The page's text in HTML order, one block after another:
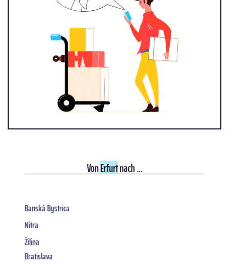
VonErfurtnach ...
Banská Bystrica
Nitra
Žilina
Bratislava